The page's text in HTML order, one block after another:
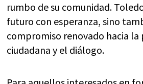
rumbo de su comunidad.
futuro con esperanza, sino
compromiso renovado hacia
ciudadana y el diálogo.